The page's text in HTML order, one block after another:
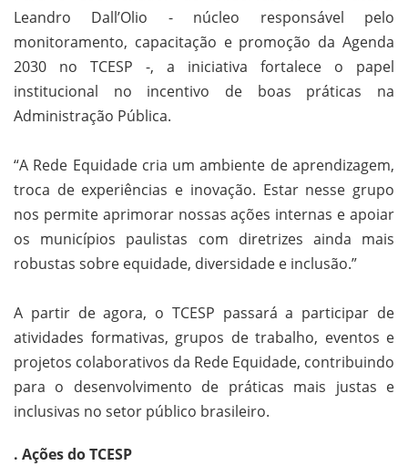
Leandro Dall’Olio - núcleo responsável pelo
monitoramento, capacitação e promoção da Agenda
2030 no TCESP -, a iniciativa fortalece o papel
institucional no incentivo de boas práticas na
Administração Pública.
“A Rede Equidade cria um ambiente de aprendizagem,
troca de experiências e inovação. Estar nesse grupo
nos permite aprimorar nossas ações internas e apoiar
os municípios paulistas com diretrizes ainda mais
robustas sobre equidade, diversidade e inclusão.”
A partir de agora, o TCESP passará a participar de
atividades formativas, grupos de trabalho, eventos e
projetos colaborativos da Rede Equidade, contribuindo
para o desenvolvimento de práticas mais justas e
inclusivas no setor público brasileiro.
. Ações do TCESP